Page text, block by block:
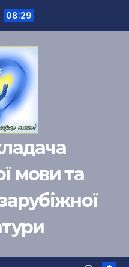
08:29
мови та